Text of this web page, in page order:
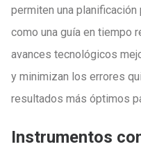
permiten una
como una guía en tiempo
avances tecnológicos
y minimizan los errores
resultados más óptimos
Instrumentos